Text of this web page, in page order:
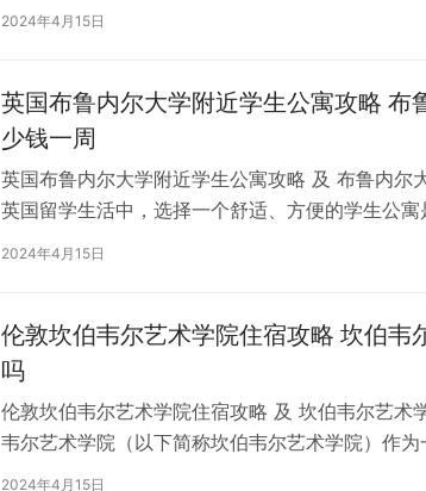
深入探讨英国考文垂大学住宿的注意事项，以…
2024年4月15日
英国布鲁内尔大学附近学生公寓攻略 布
少钱一周
英国布鲁内尔大学附近学生公寓攻略 及 布鲁内尔
英国留学生活中，选择一个舒适、方便的学生公
2024年4月15日
伦敦坎伯韦尔艺术学院住宿攻略 坎伯韦
吗
伦敦坎伯韦尔艺术学院住宿攻略 及 坎伯韦尔艺术
韦尔艺术学院（以下简称坎伯韦尔艺术学院）作
吸引了全球各地的学子前来学习。而对于即将…
2024年4月15日